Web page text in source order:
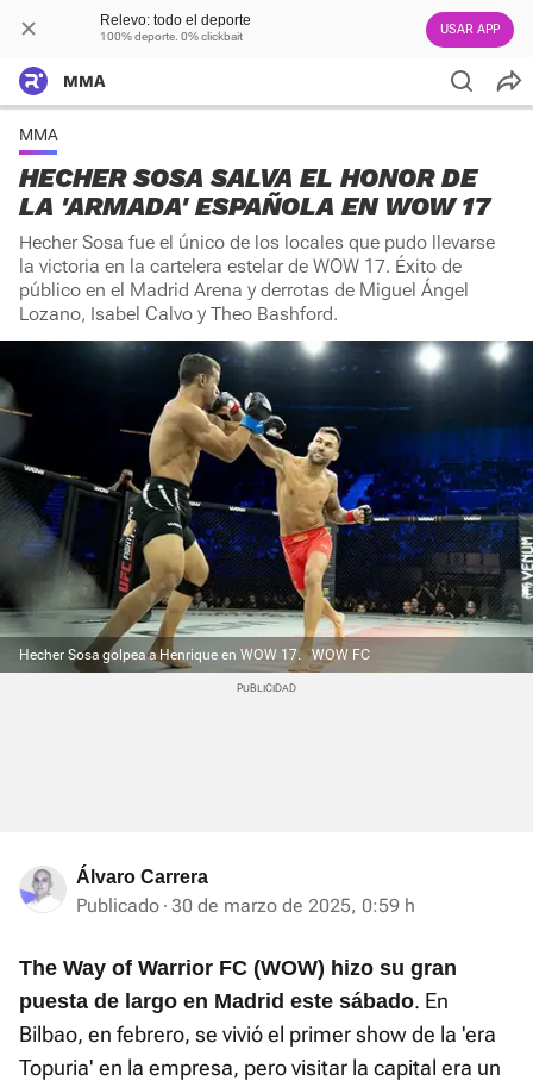
Relevo: todo el deporte
100% deporte. 0% clickbait USAR APP
MMA
MMA
HECHER SOSA SALVA EL HONOR DE
LA 'ARMADA' ESPAÑOLA EN WOW 17
Hecher Sosa fue el único de los locales que pudo llevarse
la victoria en la cartelera estelar de WOW 17. Éxito de
público en el Madrid Arena y derrotas de Miguel Ángel
Lozano, Isabel Calvo y Theo Bashford.
Hecher Sosa golpea a Henrique en WOW 17. WOW FC
Álvaro Carrera
Publicado 30 de marzo de 2025, 0:59 h
The Way of Warrior FC (WOW) hizo su gran
puesta de largo en Madrid este sábado. En
Bilbao, en febrero, se vivió el primer show de la 'era
Topuria' en la empresa, pero visitar la capital era un